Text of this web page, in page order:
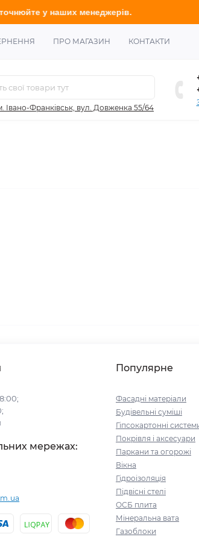
у наших менеджерів.
ПРО МАГАЗИН КОНТАКТИ
Івано-Франківськ, вул. Довженка 55/64
мережах:
Популярне
Фасадні матеріали
Будівельні cуміші
Гіпсокартонні
Покрівля і аксесуари
Паркани та огорожі
Вікна
Гідроізоляція
Підвісні стелі
ОСБ плита
Мінеральна вата
Газоблоки